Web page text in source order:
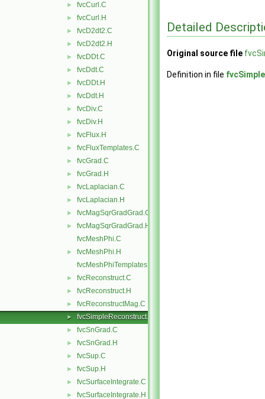
► fvcCurl.C
► fvcCurl.H
► fvcD2dt2.C
► fvcD2dt2.H
► fvcDDt.C
► fvcDdt.C
► fvcDDt.H
► fvcDdt.H
► fvcDiv.C
► fvcDiv.H
► fvcFlux.H
► fvcFluxTemplates.C
► fvcGrad.C
► fvcGrad.H
► fvcLaplacian.C
► fvcLaplacian.H
► fvcMagSqrGradGrad.C
►
fvcMagSqrGradGrad.H
fvcMeshPhi.C
►
fvcMeshPhi.H
fvcMeshPhiTemplates.C
► fvcReconstruct.C
► fvcReconstruct.H
► fvcReconstructMag.C
► fvcSimpleReconstruct.C
► fvcSnGrad.C
► fvcSnGrad.H
► fvcSup.C
► fvcSup.H
► fvcSurfaceIntegrate.C
► fvcSurfaceIntegrate.H
Detailed
Original source file
Definition in file